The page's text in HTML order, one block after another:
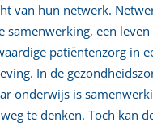
van hun netwerk.
samenwerking, een leven
patiëntenzorg in
In de
onderwijs is
te denken. Toch kan